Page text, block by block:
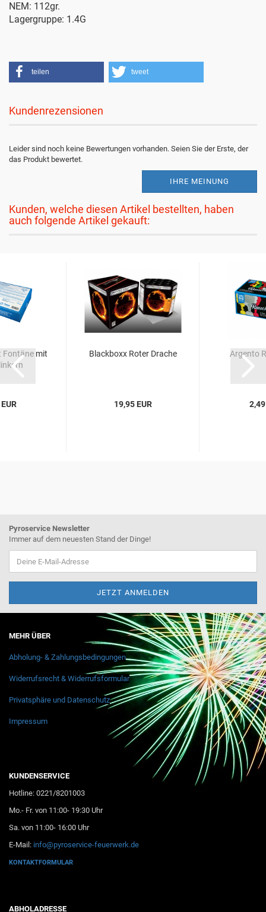
NEM: 112gr.
Lagergruppe: 1.4G
teilen tweet
Kundenrezensionen
Leider sind noch keine Bewertungen vorhanden. Seien Sie der Erste, der
das Produkt bewertet.
IHRE MEINUNG
Kunden, welche diesen Artikel bestellten, haben
auch folgende Artikel gekauft:
Fontäne mit
Blackboxx Roter Drache
19,95 EUR
Argento
2,49
Pyroservice Newsletter
Immer auf dem neuesten Stand der Dinge!
MEHR ÜBER
Abholung- & Zahlungsbedingungen
Widerrufsrecht & Widerrufsformular
Privatsphäre und Datenschutz
Impressum
KUNDENSERVICE
Hotline: 0221/8201003
Mo.- Fr. von 11:00- 19:30 Uhr
Sa. von 11:00- 16:00 Uhr
E-Mail: info@pyroservice-feuerwerk.de
KONTAKTFORMULAR
ABHOLADRESSE